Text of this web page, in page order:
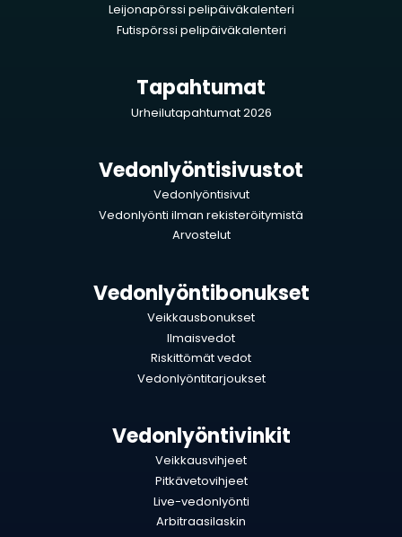
Leijonapörssi pelipäiväkalenteri
Futispörssi pelipäiväkalenteri
Tapahtumat
Urheilutapahtumat 2026
Vedonlyöntisivustot
Vedonlyöntisivut
Vedonlyönti ilman rekisteröitymistä
Arvostelut
Vedonlyöntibonukset
Veikkausbonukset
Ilmaisvedot
Riskittömät vedot
Vedonlyöntitarjoukset
Vedonlyöntivinkit
Veikkausvihjeet
Pitkävetovihjeet
Live-vedonlyönti
Arbitraasilaskin